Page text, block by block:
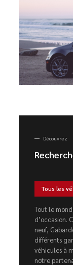
Découvrez
Tous les
Tout le
d’occasion.
neuf,
différents
véhicules à
notre